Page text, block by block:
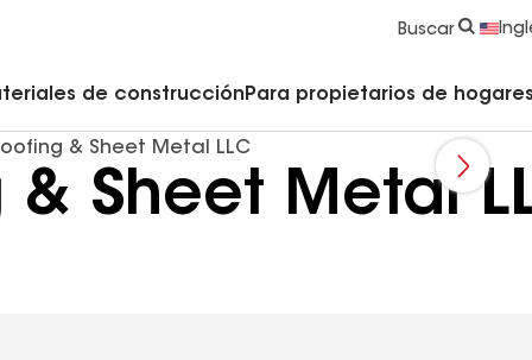
Buscar
de construcción Para propietarios de
& Sheet Metal LLC
Sheet Metal